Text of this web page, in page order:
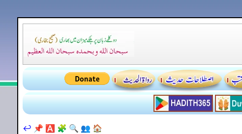
🏠
👥
🔍
🧩
🅰️
📌
↩️